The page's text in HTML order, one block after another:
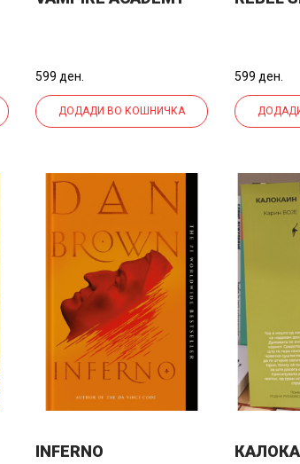
599 ден.
ДОДАДИ ВО КОШНИЧКА
599 ден.
INFERNO